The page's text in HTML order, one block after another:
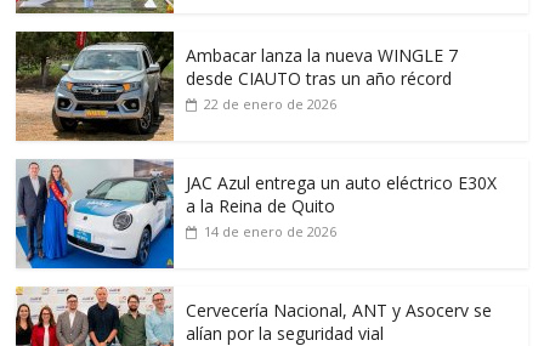
Ambacar lanza la nueva WINGLE 7
desde CIAUTO tras un año récord
22 de enero de 2026
JAC Azul entrega un auto eléctrico E30X
a la Reina de Quito
14 de enero de 2026
Cervecería Nacional, ANT y Asocerv se
alían por la seguridad vial